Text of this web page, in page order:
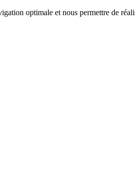
optimale et nous permettre de